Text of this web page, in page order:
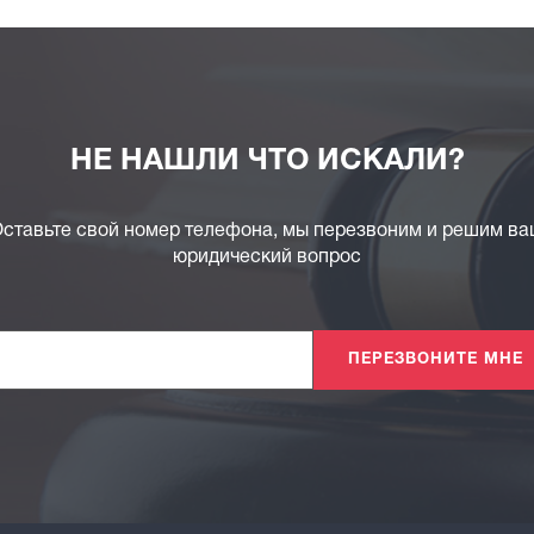
НЕ НАШЛИ ЧТО ИСКАЛИ?
свой номер телефона, мы перезвоним и решим
юридический вопрос
ПЕРЕЗВОНИТЕ МНЕ